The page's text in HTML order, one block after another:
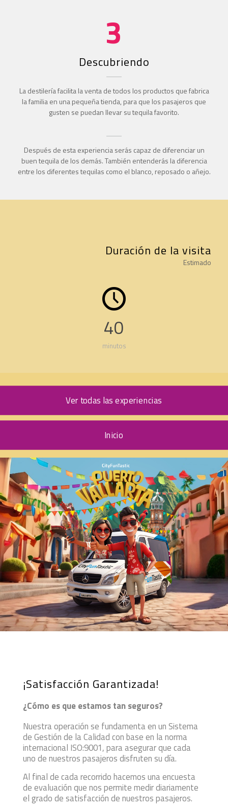
3
Descubriendo
La destilería facilita la venta de todos los productos que fabrica
la familia en una pequeña tienda, para que los pasajeros que
gusten se puedan llevar su tequila favorito.
Después de esta experiencia serás capaz de diferenciar un
buen tequila de los demás. También entenderás la diferencia
entre los diferentes tequilas como el blanco, reposado o añejo.
Duración de la visita
Estimado
40
minutos
Ver todas las experiencias
Inicio
¡Satisfacción Garantizada!
¿Cómo es que estamos tan seguros?
Nuestra operación se fundamenta en un Sistema
de Gestión de la Calidad con base en la norma
internacional ISO:9001, para asegurar que cada
uno de nuestros pasajeros disfruten su día.
Al final de cada recorrido hacemos una encuesta
de evaluación que nos permite medir diariamente
el grado de satisfacción de nuestros pasajeros.